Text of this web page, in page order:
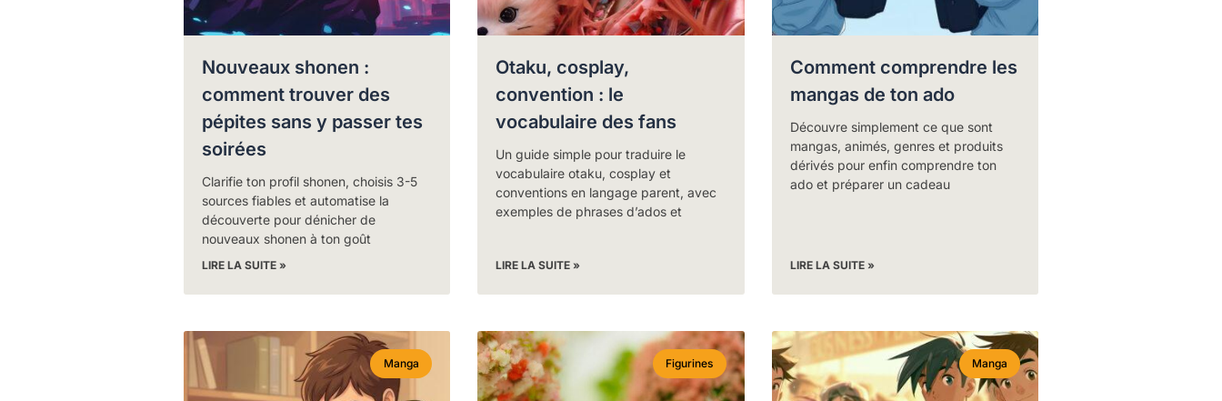
Nouveaux shonen :
comment trouver des
pépites sans y passer tes
soirées
Clarifie ton profil shonen, choisis 3-5
sources fiables et automatise la
découverte pour dénicher de
nouveaux shonen à ton goût
LIRE LA SUITE »
Otaku, cosplay,
convention : le
vocabulaire des fans
Un guide simple pour traduire le
vocabulaire otaku, cosplay et
conventions en langage parent, avec
exemples de phrases d’ados et
LIRE LA SUITE »
Comment comprendre les
mangas de ton ado
Découvre simplement ce que sont
mangas, animés, genres et produits
dérivés pour enfin comprendre ton
ado et préparer un cadeau
LIRE LA SUITE »
Manga Figurines Manga